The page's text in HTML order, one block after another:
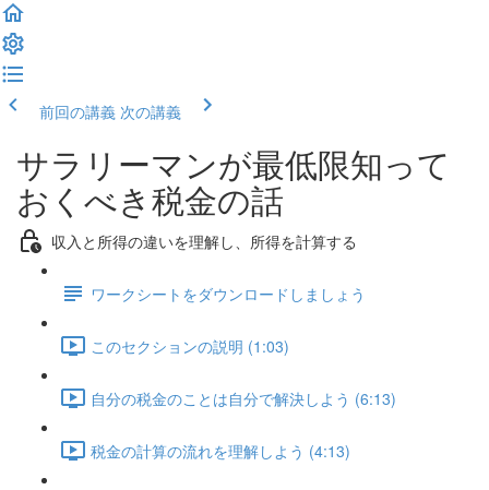
前回の講義 次の講義
サラリーマンが最低限知って
おくべき税金の話
収入と所得の違いを理解し、所得を計算する
ワークシートをダウンロードしましょう
このセクションの説明 (1:03)
自分の税金のことは自分で解決しよう (6:13)
税金の計算の流れを理解しよう (4:13)